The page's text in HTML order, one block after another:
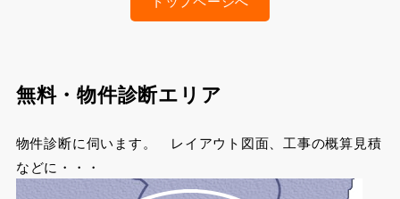
無料・物件診断エリア
物件診断に伺います。 レイアウト図面、工事の概算見積
などに・・・